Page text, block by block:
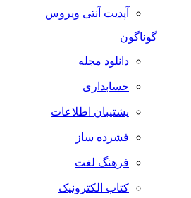
آپدیت آنتی ویروس
گوناگون
دانلود مجله
حسابداری
پشتیبان اطلاعات
فشرده ساز
فرهنگ لغت
کتاب الکترونیک